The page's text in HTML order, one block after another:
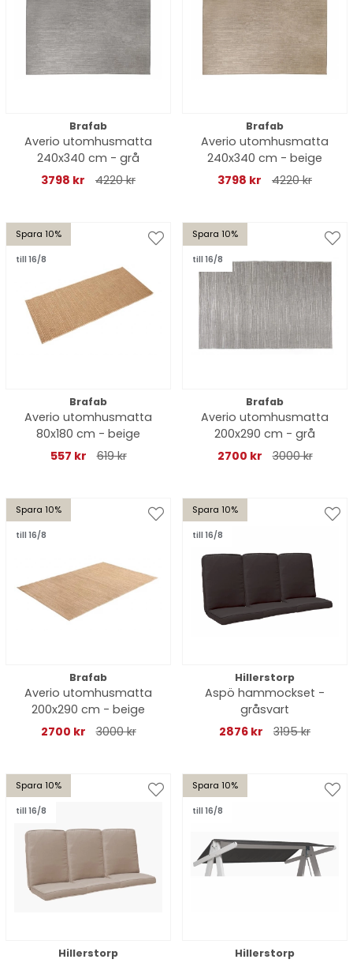
Brafab
Averio utomhusmatta
240x340 cm - grå
3798 kr
4220 kr
Brafab
Averio utomhusmatta
240x340 cm - beige
3798 kr
4220 kr
Spara 10%
till 16/8
Brafab
Averio utomhusmatta
80x180 cm - beige
557 kr
619 kr
Spara 10%
till 16/8
Brafab
Averio utomhusmatta
200x290 cm - grå
2700 kr
3000 kr
Spara 10%
till 16/8
Brafab
Averio utomhusmatta
200x290 cm - beige
2700 kr
3000 kr
Spara 10%
till 16/8
Hillerstorp
Aspö hammockset -
gråsvart
2876 kr
3195 kr
Spara 10%
till 16/8
Hillerstorp
Spara 10%
till 16/8
Hillerstorp